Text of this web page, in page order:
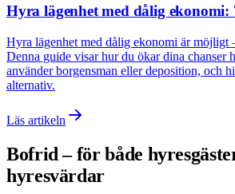
Hyra lägenhet med dålig ekonomi:
Hyra lägenhet med dålig ekonomi är
Denna guide visar hur du ökar dina chanser
använder borgensman eller deposition, och
alternativ.
Läs artikeln
Bofrid – för både
hyresvärdar